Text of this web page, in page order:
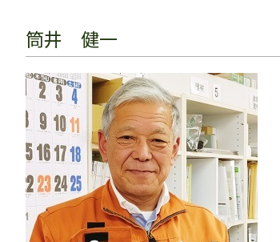
筒井 健一